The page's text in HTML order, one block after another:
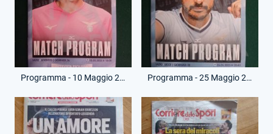
Programma - 10 Maggio 2025 - Campionato Serie A - Lazio-Juventus Programma - 25 Maggio 2025 - Campionato Serie A - Lazio-Lecce